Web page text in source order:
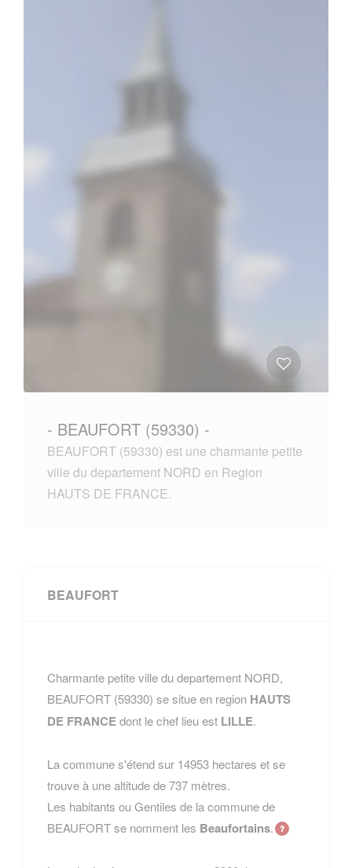
- BEAUFORT (59330) -
BEAUFORT (59330) est une charmante petite
ville du departement NORD en Region
HAUTS DE FRANCE.
BEAUFORT
Charmante petite ville du departement NORD,
BEAUFORT (59330) se situe en region HAUTS
DE FRANCEdont le chef lieu est LILLE.
La commune s'étend sur 14953 hectares et se
trouve à une altitude de 737 mètres.
Les habitants ou Gentiles de la commune de
BEAUFORT se nomment les Beaufortains.